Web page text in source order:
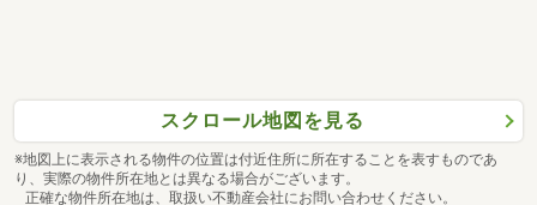
スクロール地図を見る
※地図上に表示される物件の位置は付近住所に所在することを表すものであ
り、実際の物件所在地とは異なる場合がございます。
正確な物件所在地は、取扱い不動産会社にお問い合わせください。